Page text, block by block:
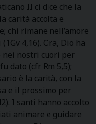
II ci dice che la
carità accolta e
chi rimane nell’amore
4,16). Ora, Dio ha
nei nostri cuori per
dato (cfr Rm 5,5);
è la carità, con la
e il prossimo per
I santi hanno accolto
animare e guidare